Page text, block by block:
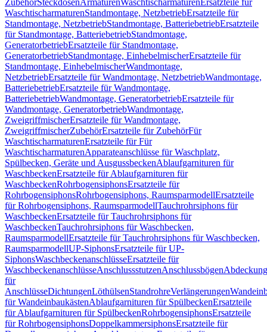
ZubehörSteckdosenArmaturenWaschtischarmaturen Ersatzteile für
WaschtischarmaturenStandmontage, NetzbetriebErsatzteile für
Standmontage, NetzbetriebStandmontage, BatteriebetriebErsatzteile
für Standmontage, BatteriebetriebStandmontage,
GeneratorbetriebErsatzteile für Standmontage,
GeneratorbetriebStandmontage, EinhebelmischerErsatzteile für
Standmontage, EinhebelmischerWandmontage,
NetzbetriebErsatzteile für Wandmontage, NetzbetriebWandmontage,
BatteriebetriebErsatzteile für Wandmontage,
BatteriebetriebWandmontage, GeneratorbetriebErsatzteile für
Wandmontage, GeneratorbetriebWandmontage,
ZweigriffmischerErsatzteile für Wandmontage,
ZweigriffmischerZubehörErsatzteile für ZubehörFür
WaschtischarmaturenErsatzteile für Für
WaschtischarmaturenApparateanschlüsse für Waschplatz,
Spülbecken, Geräte und AusgussbeckenAblaufgarnituren für
WaschbeckenErsatzteile für Ablaufgarnituren für
WaschbeckenRohrbogensiphonsErsatzteile für
RohrbogensiphonsRohrbogensiphons, RaumsparmodellErsatzteile
für Rohrbogensiphons, RaumsparmodellTauchrohrsiphons für
WaschbeckenErsatzteile für Tauchrohrsiphons für
WaschbeckenTauchrohrsiphons für Waschbecken,
RaumsparmodellErsatzteile für Tauchrohrsiphons für Waschbecken,
RaumsparmodellUP-SiphonsErsatzteile für UP-
SiphonsWaschbeckenanschlüsseErsatzteile für
WaschbeckenanschlüsseAnschlussstutzenAnschlussbögen
für
AnschlüsseDichtungenLöthülsenStandrohreVerlängerungen
für WandeinbaukästenAblaufgarnituren für SpülbeckenErsatzteile
für Ablaufgarnituren für SpülbeckenRohrbogensiphonsErsatzteile
für RohrbogensiphonsDoppelkammersiphonsErsatzteile für